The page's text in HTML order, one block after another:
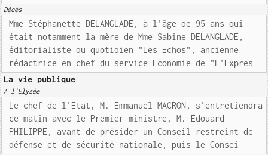
Décès
Mme Stéphanette DELANGLADE, à l'âge de 95 ans qui
était notamment la mère de Mme Sabine DELANGLADE,
éditorialiste du quotidien "Les Echos", ancienne
rédactrice en chef du service Economie de "L'Expres
La vie publique
A l'Elysée
Le chef de l'Etat, M. Emmanuel MACRON, s'entretiendra
ce matin avec le Premier ministre, M. Edouard
PHILIPPE, avant de présider un Conseil restreint de
défense et de sécurité nationale, puis le Consei